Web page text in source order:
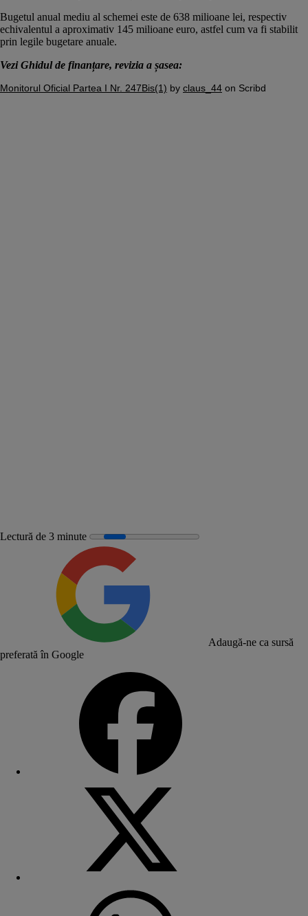
Bugetul anual mediu al schemei este de 638 milioane lei, respectiv
echivalentul a aproximativ 145 milioane euro, astfel cum va fi stabilit
prin legile bugetare anuale.
Vezi Ghidul de finanțare, revizia a șasea:
Monitorul Oficial Partea I Nr. 247Bis(1) by claus_44 on Scribd
Lectură de 3 minute
Adaugă-ne ca sursă
preferată în Google